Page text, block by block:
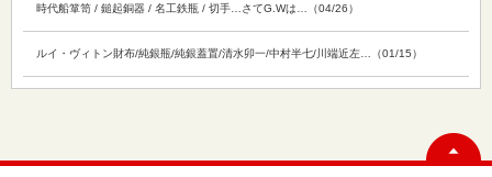
時代船箪笥 / 鎚起銅器 / 名工鉄瓶 / 切手…さてG.Wは…（04/26）
ルイ・ヴィトン財布/純銀瓶/純銀蓋置/清水卯一/中村半七/川端近左…（01/15）